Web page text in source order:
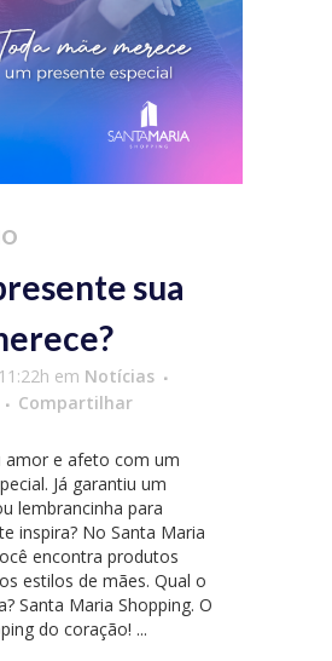
sua
em Notícias
Compartilhar
amor e afeto com um
Já garantiu um
lembrancinha para
inspira? No Santa Maria
encontra produtos
estilos de mães. Qual o
Santa Maria Shopping. O
do coração! ...